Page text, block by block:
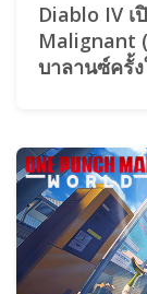
Diablo IV
Malignant
บาลานซ์ครั้